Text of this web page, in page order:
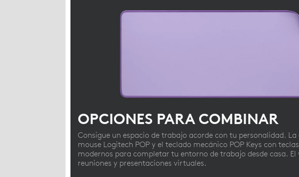
OPCIONES PARA COMBINAR
Consigue un espacio de trabajo acorde con tu personalidad.
mouse Logitech POP y el teclado mecánico POP Keys con
modernos para completar tu entorno de trabajo desde casa.
reuniones y presentaciones virtuales.